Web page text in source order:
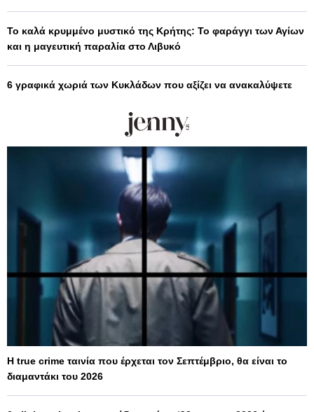
Το καλά κρυμμένο μυστικό της Κρήτης: Το φαράγγι των Αγίων
και η μαγευτική παραλία στο Λιβυκό
6 γραφικά χωριά των Κυκλάδων που αξίζει να ανακαλύψετε
Η true crime ταινία που έρχεται τον Σεπτέμβριο, θα είναι το
διαμαντάκι του 2026